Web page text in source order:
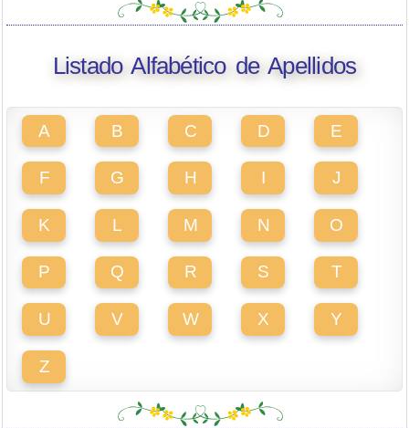
Listado Alfabético de Apellidos
A B C D E
F G H I J
K L M N O
P Q R S T
U V W X Y
Z